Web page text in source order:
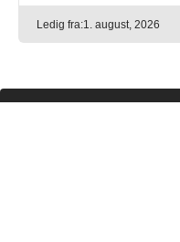
Ledig fra:1. august, 2026